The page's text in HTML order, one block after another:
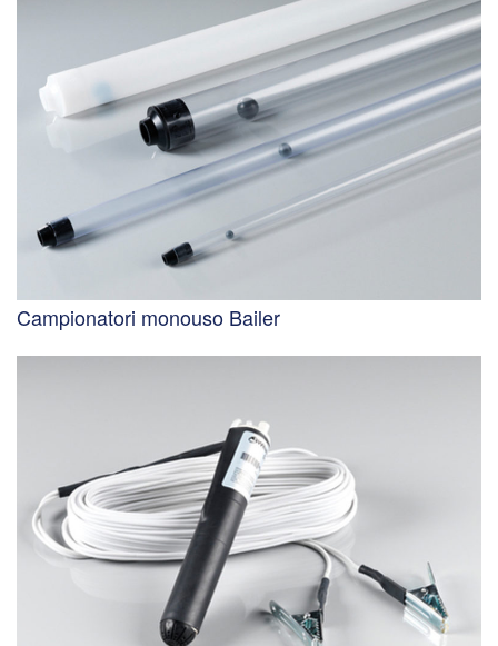
Campionatori monouso Bailer